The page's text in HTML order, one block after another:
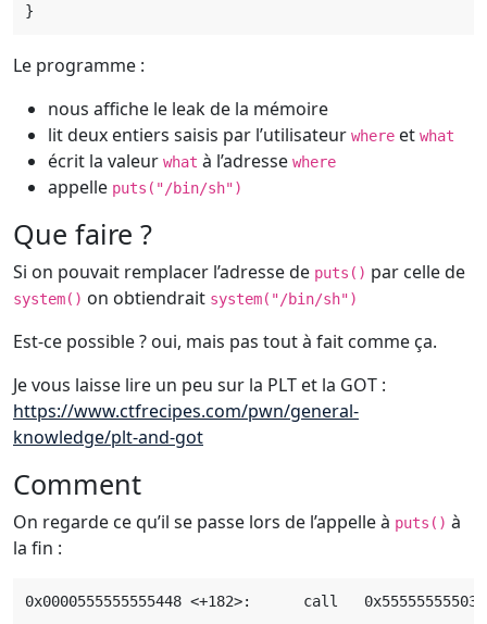
}
Le programme :
nous affiche le leak de la mémoire
lit deux entiers saisis par l’utilisateur where et what
écrit la valeur what à l’adresse where
appelle puts("/bin/sh")
Que faire ?
Si on pouvait remplacer l’adresse de puts() par celle de
system() on obtiendrait system("/bin/sh")
Est-ce possible ? oui, mais pas tout à fait comme ça.
Je vous laisse lire un peu sur la PLT et la GOT :
https://www.ctfrecipes.com/pwn/general-
knowledge/plt-and-got
Comment
On regarde ce qu’il se passe lors de l’appelle à puts() à
la fin :